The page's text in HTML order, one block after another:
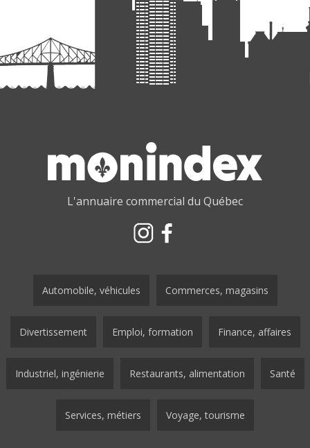
L'annuaire commercial du Québec
Automobile, véhicules Commerces, magasins
Divertissement Emploi, formation Finance, affaires
Industriel, ingénierie Restaurants, alimentation Santé
Services, métiers Voyage, tourisme